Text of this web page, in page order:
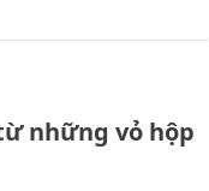
những vỏ hộp